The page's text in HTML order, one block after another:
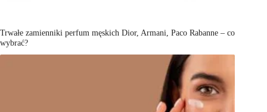
Trwałe zamienniki perfum męskich Dior, Armani, Paco Rabanne – co
wybrać?